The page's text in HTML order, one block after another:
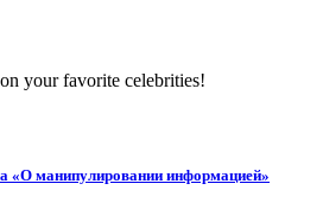
your favorite celebrities!
«О манипулировании информацией»